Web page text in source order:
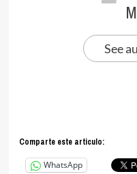
See
Comparte este articulo:
WhatsApp